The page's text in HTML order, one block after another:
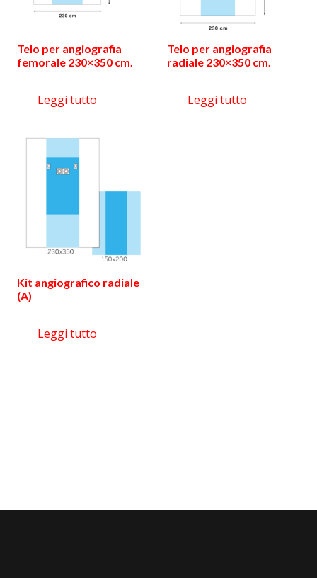
Telo per angiografia
femorale 230×350 cm.
Leggi tutto
Telo per angiografia
radiale 230×350 cm.
Leggi tutto
Kit angiografico radiale
(A)
Leggi tutto